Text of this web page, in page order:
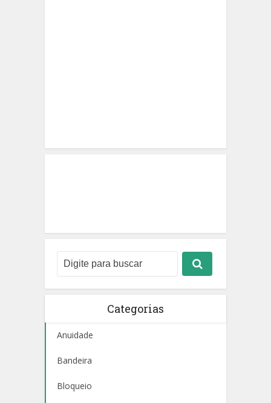
Categorias
Anuidade
Bandeira
Bloqueio